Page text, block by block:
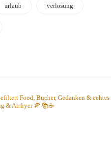
urlaub verlosung
Food, Bücher, Gedanken & echtes
& Airfryer 🍕 📚☕️